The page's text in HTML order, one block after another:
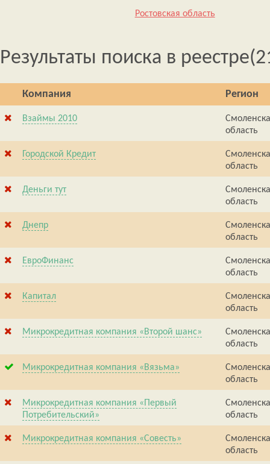
Ростовская область
Результаты поиска в реестре
Компания Регион
Взаймы 2010
область
Городской Кредит
область
Деньги тут
область
Днепр
область
ЕвроФинанс
область
Капитал
область
Микрокредитная компания «Второй шанс»
область
Микрокредитная компания «Вязьма»
область
Микрокредитная компания «Первый
Потребительский»
область
Микрокредитная компания «Совесть»
область